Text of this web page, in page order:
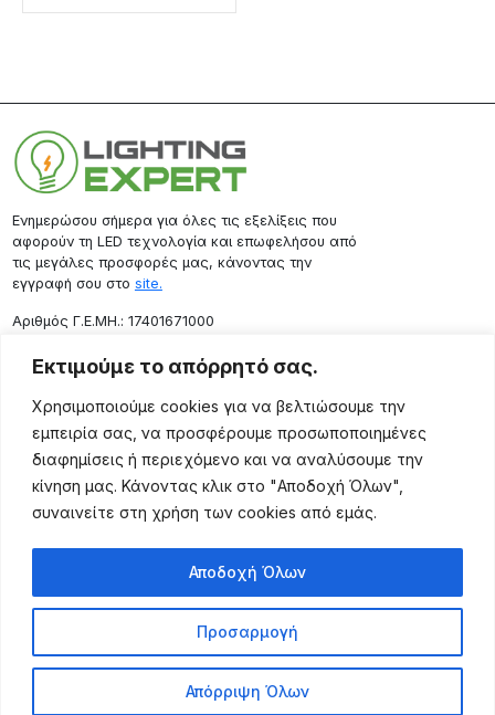
Εκτιμούμε το απόρρητό σας.
Χρησιμοποιούμε cookies για να βελτιώσουμε την
εμπειρία σας, να προσφέρουμε προσωποποιημένες
διαφημίσεις ή περιεχόμενο και να αναλύσουμε την
κίνηση μας. Κάνοντας κλικ στο "Αποδοχή Όλων",
συναινείτε στη χρήση των cookies από εμάς.
Προσαρμογή
Απόρριψη Όλων
Αποδοχή Όλων
Ενημερώσου σήμερα για όλες τις εξελίξεις που
αφορούν τη LED τεχνολογία και επωφελήσου από
τις μεγάλες προσφορές μας, κάνοντας την
εγγραφή σου στο site.
Aριθμός Γ.Ε.ΜΗ.: 17401671000
Επικοινωνία
Ρόδου 133, Αθήνα 10443
(+30) 211 725 5427
sales@lightingexpert.gr
Χρήσιμες Σελίδες
Προϊόντα
Τρόποι Αποστολής